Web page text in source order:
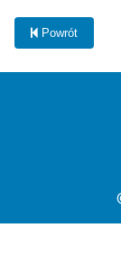
Powrót